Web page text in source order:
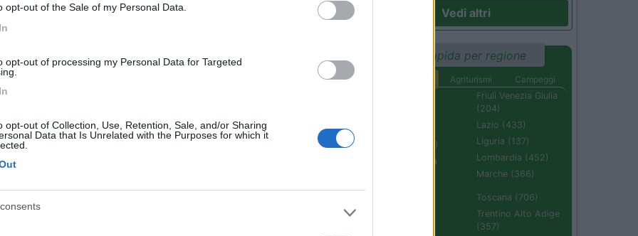
opt-out of the Sale of my Personal Data.
opt-out of processing my Personal Data for Targeted
opt-out of Collection, Use, Retention, Sale, and/or Sharing
Data that Is Unrelated with the Purposes for which it
notte per visitare la città. A piedi l’abbiamo raggiunta in
gratuiti. Dormito senza problemi e tranquilli.
Vedi altri
Ricerca rapida per regione
Agriturismi
Campeggi
Campania (236)
Emilia Romagna
Friuli Venezia Giulia
(204)
Lazio (433)
Liguria (137)
Lombardia (452)
Marche (366)
Toscana (706)
Trentino Alto Adige
(357)